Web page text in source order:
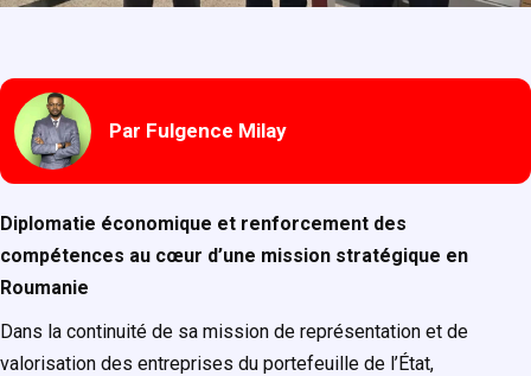
Par Fulgence Milay
Diplomatie économique et renforcement des
compétences au cœur d’une mission stratégique en
Roumanie
Dans la continuité de sa mission de représentation et de
valorisation des entreprises du portefeuille de l’État,